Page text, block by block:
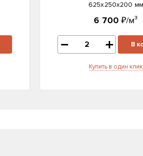
625х250х200 мм
6 700 ₽/м³
В
Купить в один клик